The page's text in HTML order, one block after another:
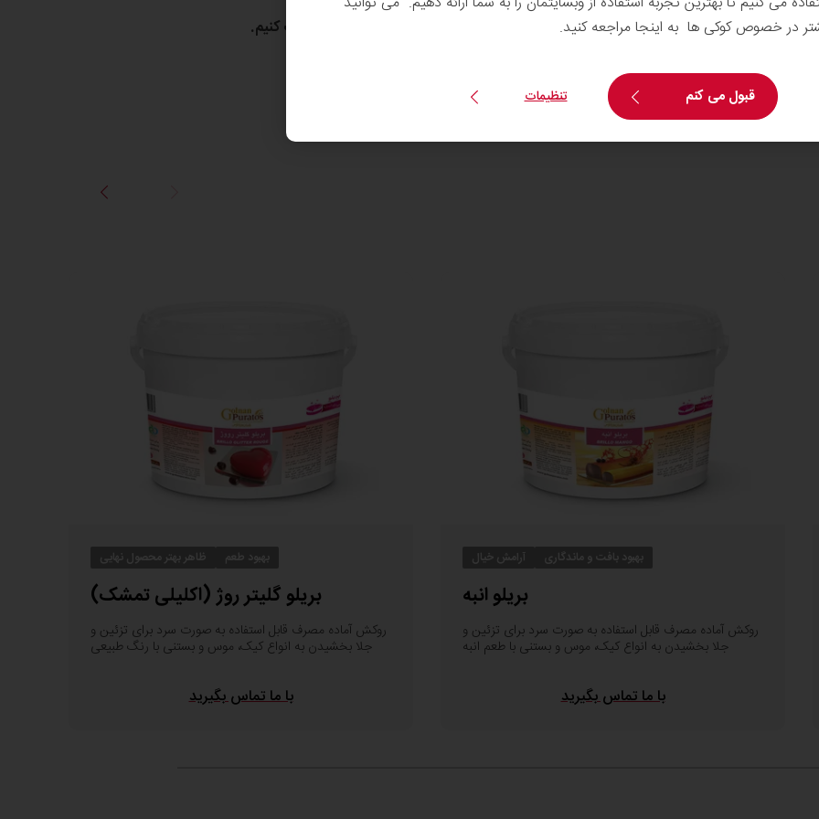
نیاز به اطلاعات بیشتر دارید؟ خوشحال می‌شویم کمک کنیم.
ظاهر بهتر محصول نهایی بهبود طعم
بریلو گلیتر روژ (اکلیلی تمشک)
روکش آماده مصرف قابل استفاده به صورت سرد برای تزئین و
جلا بخشیدن به انواع کیک، موس و بستنی با رنگ طبیعی
با ما تماس بگیرید
آرامش خیال بهبود بافت و ماندگاری
بریلو انبه
روکش آماده مصرف قابل استفاده به صورت سرد برای تزئین و
جلا بخشیدن به انواع کیک، موس و بستنی با طعم انبه
با ما تماس بگیرید
در خصوص کوکی ها به اینجا مراجعه کنید.
قبول می کنم تنظیمات